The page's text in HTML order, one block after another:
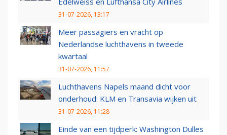
31-07-2026, 13:17
Meer passagiers en vracht op
Nederlandse luchthavens in tweede
kwartaal
31-07-2026, 11:57
Luchthavens Napels maand dicht voor
onderhoud: KLM en Transavia wijken uit
31-07-2026, 11:28
Einde van een tijdperk: Washington Dulles